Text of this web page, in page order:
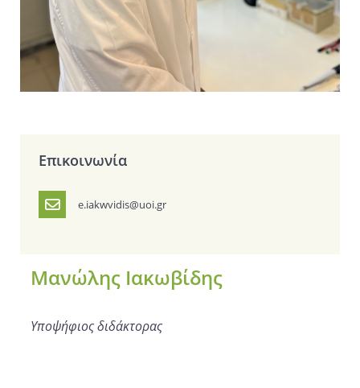
Επικοινωνία
e.iakwvidis@uoi.gr
Μανώλης Ιακωβίδης
Υποψήφιος διδάκτορας